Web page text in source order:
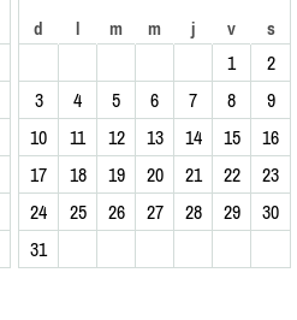
d l m m j v s
1
2
3
4 5 6 7 8
9
10
11 12 13 14 15
16
17
18 19 20 21 22
23
24
25 26 27 28 29
30
31